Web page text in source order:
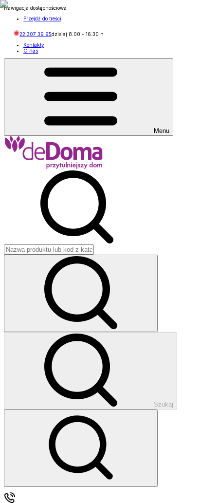
Nawigacja dostępnościowa
Przejdź do treści
22 307 39 95dzisiaj 8:00 - 16:30 h
Kontakty
O nas
Menu
Szukaj